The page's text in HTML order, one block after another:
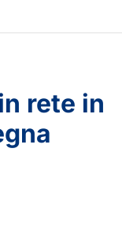
rete in